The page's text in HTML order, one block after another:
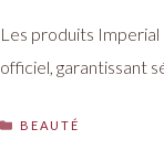
Les produits
officiel, garantissant
CATÉGORIES
BEAUTÉ